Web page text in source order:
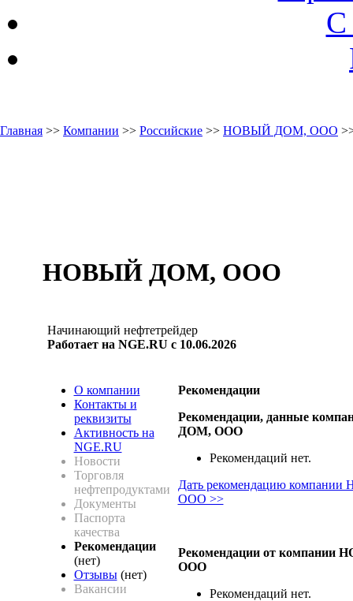
С
Главная >> Компании >> Российские >> НОВЫЙ ДОМ, ООО
НОВЫЙ ДОМ, ООО
Начинающий нефтетрейдер
Работает на NGE.RU с 10.06.2026
О компании
Контакты и
реквизиты
Активность на
NGE.RU
Новости
Торговля
нефтепродуктами
Документы
Паспорта
качества
Рекомендации
(нет)
Отзывы (нет)
Вакансии
Рекомендации
Рекомендации, данные
ДОМ, ООО
Рекомендаций нет.
Дать рекомендацию
ООО >>
Рекомендации от
ООО
Рекомендаций нет.